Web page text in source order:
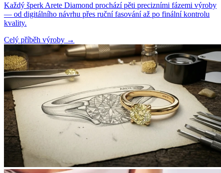
Každý šperk Arete Diamond prochází pěti precizními fázemi výroby
— od digitálního návrhu přes ruční fasování až po finální kontrolu
kvality.
Celý příběh výroby →